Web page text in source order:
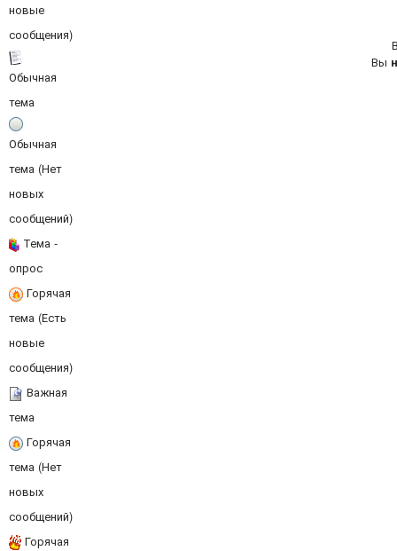
новые
сообщения)
Обычная
тема
Обычная
тема (Нет
новых
сообщений)
Тема -
опрос
Горячая
тема (Есть
новые
сообщения)
Важная
тема
Горячая
тема (Нет
новых
сообщений)
Горячая
Вы